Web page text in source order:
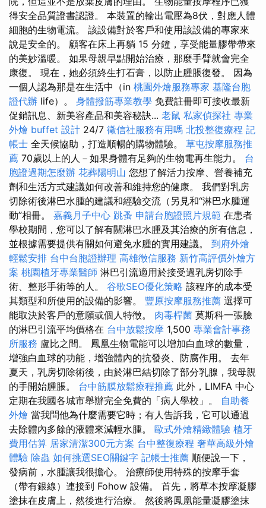
得安全品質證書認證。 本裝置的輸出電壓為8伏，對應人體
細胞的生物電流。 該設備對於客戶和使用該設備的專家來
說是安全的。 顧客在床上再躺 15 分鐘，享受能量膠帶帶來
的美妙溫暖。 如果母親早點開始治療，那麼手臂就會完全
康復。 現在，她必須終生打石膏，以防止腫脹復發。 因為
一個人認為那是在生活中（in 桃園外燴服務專家 基隆台胞
證代辦 life）。 身體撥筋專業教學 免費註冊即可接收最新
促銷訊息、新美容產品和美容秘訣... 老鼠 私家偵探社 專業
外燴 buffet 設計 24/7 徵信社服務有用嗎 北投整復療程 記
帳士 全天候協助，打造順暢的購物體驗。 草屯按摩服務推
薦 70歲以上的人－如果身體有足夠的生物電再生能力。 台
胞證過期怎麼辦 花葬陽明山 您想了解活力按摩、營養補充
劑和生活方式建議如何改善和維持您的健康。 我們對乳房
切除術後淋巴水腫的建議和經驗交流（另見和“淋巴水腫運
動”相冊。 嘉義月子中心 跳蚤 申請台胞證照片規範 在患者
學校期間，您可以了解有關淋巴水腫及其治療的所有信息，
並根據需要提供有關如何避免水腫的實用建議。 到府外燴
輕鬆安排 台中台胞證辦理 高雄徵信服務 新竹高評價外燴方
案 桃園植牙專業醫師 淋巴引流適用於接受過乳房切除手
術、整形手術等的人。 谷歌SEO優化策略 該程序的成本受
其類型和所使用的設備的影響。 豐原按摩服務推薦 選擇可
能取決於客戶的意願或個人特徵。 肉毒桿菌 莫斯科一張臉
的淋巴引流平均價格在 台中放鬆按摩 1,500 專業會計事務
所服務 盧比之間。 鳳凰生物電能可以增加白血球的數量，
增強白血球的功能，增強體內的抗發炎、防腐作用。 去年
夏天，乳房切除術後，由於淋巴結切除了部分乳腺，我母親
的手開始腫脹。 台中筋膜放鬆療程推薦 此外，LIMFA 中心
定期在我國各城市舉辦完全免費的「病人學校」。 自助餐
外燴 當我問他為什麼需要它時；有人告訴我，它可以通過
去除體內多餘的液體來減輕水腫。 歐式外燴精緻體驗 植牙
費用估算 居家清潔300元方案 台中整復療程 奢華高級外燴
體驗 除蟲 如何挑選SEO關鍵字 記帳士推薦 順便說一下，
發病前，水腫讓我很擔心。 治療師使用特殊的按摩手套
（帶有銀線）連接到 Fohow 設備。 首先，將草本按摩凝膠
塗抹在皮膚上，然後進行治療。 然後將鳳凰能量凝膠塗抹